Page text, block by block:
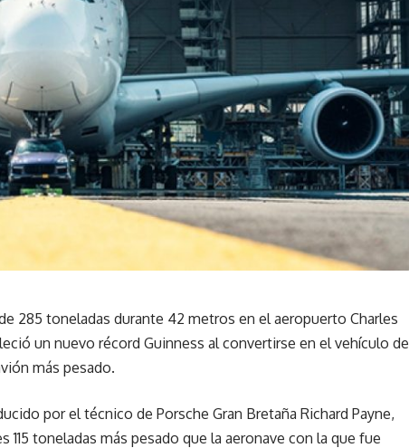
285 toneladas durante 42 metros en el aeropuerto Charles
un nuevo récord Guinness al convertirse en el vehículo de
más pesado.
por el técnico de Porsche Gran Bretaña Richard Payne,
115 toneladas más pesado que la aeronave con la que fue